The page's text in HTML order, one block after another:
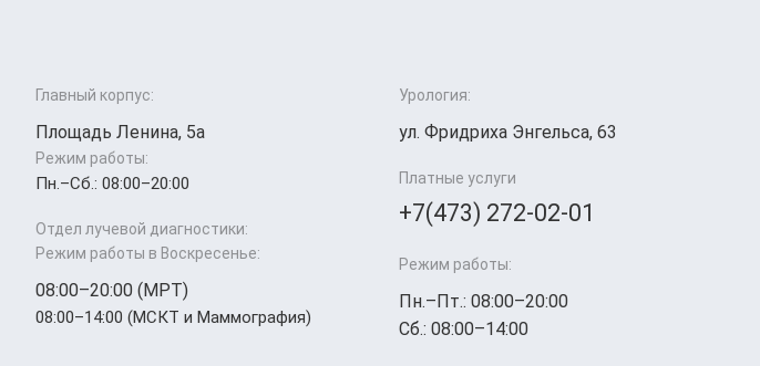
Главный корпус:
Площадь Ленина, 5а
Режим работы:
Пн.–Cб.: 08:00–20:00
Отдел лучевой диагностики:
Режим работы в Воскресенье:
08:00–20:00 (МРТ)
08:00–14:00 (МСКТ и Маммография)
Урология:
ул. Фридриха Энгельса, 63
Платные услуги
+7(473) 272-02-01
Режим работы:
Пн.–Пт.: 08:00–20:00
Сб.: 08:00–14:00